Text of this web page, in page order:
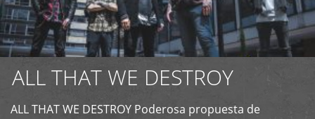
ALL THAT WE DESTROY
ALL THAT WE DESTROY Poderosa propuesta de